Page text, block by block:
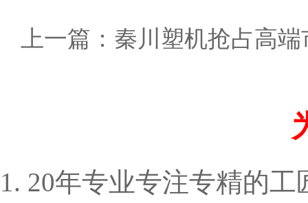
上一篇： 秦川塑机抢占高端
1. 20年专业专注专精的工